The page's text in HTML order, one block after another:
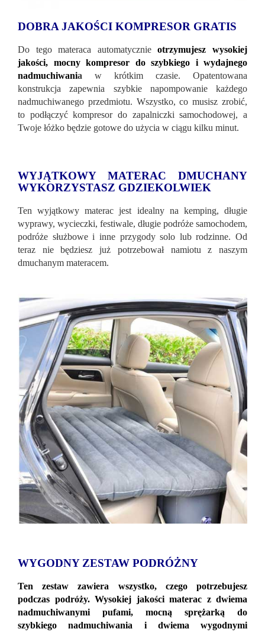
DOBRA JAKOŚCI KOMPRESOR GRATIS
Do tego materaca automatycznieotrzymujesz wysokiej
jakości, mocny kompresor do szybkiego i wydajnego
nadmuchiwania w krótkim czasie. Opatentowana
konstrukcja zapewnia szybkie napompowanie każdego
nadmuchiwanego przedmiotu. Wszystko, co musisz zrobić,
to podłączyć kompresor do zapalniczki samochodowej, a
Twoje łóżko będzie gotowe do użycia w ciągu kilku minut.
WYJĄTKOWY MATERAC DMUCHANY
WYKORZYSTASZ GDZIEKOLWIEK
Ten wyjątkowy materac jest idealny na kemping, długie
wyprawy, wycieczki, festiwale, długie podróże samochodem,
podróże służbowe i inne przygody solo lub rodzinne. Od
teraz nie będziesz już potrzebował namiotu z naszym
dmuchanym materacem.
WYGODNY ZESTAW PODRÓŻNY
Ten zestaw zawiera wszystko, czego potrzebujesz
podczas podróży. Wysokiej jakości materac z dwiema
nadmuchiwanymi pufami, mocną sprężarką do
szybkiego nadmuchiwania i dwiema wygodnymi